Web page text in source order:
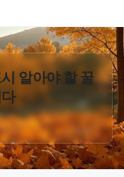
알아야 할 꿀